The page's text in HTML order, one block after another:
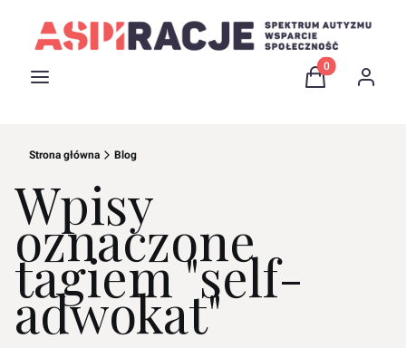
Menu Produkty w
Koszyk Zaloguj
Strona główna Blog
Wpisy
oznaczone
tagiem "self-
adwokat"